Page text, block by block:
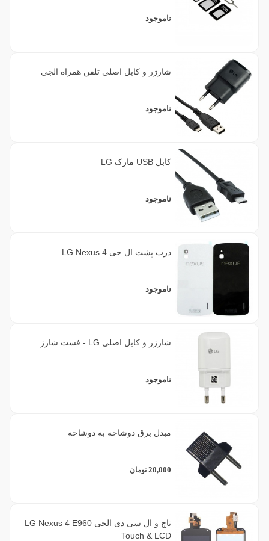
ناموجود
شارژر و کابل اصلی تلفن همراه الجی
ناموجود
کابل USB مارک LG
ناموجود
درب پشت ال جی LG Nexus 4
ناموجود
شارژر و کابل اصلی LG - فست شارژ
ناموجود
مبدل برق دوشاخه به دوشاخه
20,000 تومان
تاچ و ال سی دی الجی LG Nexus 4 E960
Touch & LCD